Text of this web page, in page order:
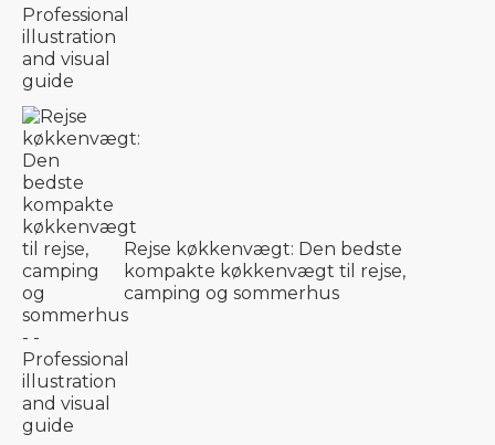
Rejse køkkenvægt: Den bedste
kompakte køkkenvægt til rejse,
camping og sommerhus